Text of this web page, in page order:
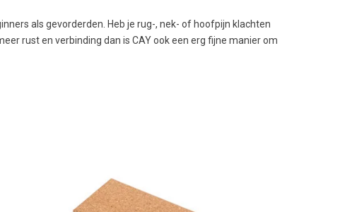
als gevorderden. Heb je rug-, nek- of hoofpijn klachten
rust en verbinding dan is CAY ook een erg fijne manier om